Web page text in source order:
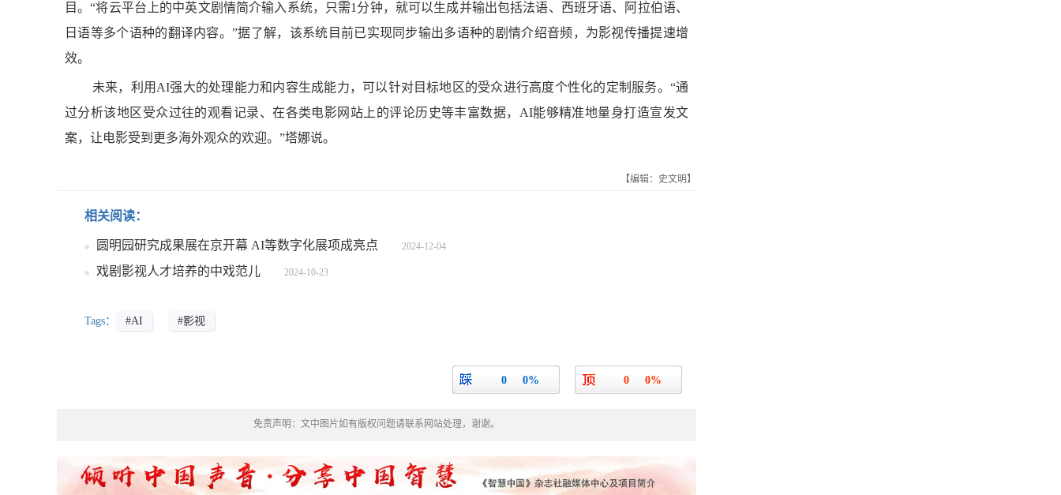
目。“将云平台上的中英文剧情简介输入系统，只需1分钟，就可以生成并输出包括法语、西班牙语、阿拉伯语、
日语等多个语种的翻译内容。”据了解，该系统目前已实现同步输出多语种的剧情介绍音频，为影视传播提速增
效。
未来，利用AI强大的处理能力和内容生成能力，可以针对目标地区的受众进行高度个性化的定制服务。“通
过分析该地区受众过往的观看记录、在各类电影网站上的评论历史等丰富数据，AI能够精准地量身打造宣发文
案，让电影受到更多海外观众的欢迎。”塔娜说。
【编辑：史文明】
相关阅读：
圆明园研究成果展在京开幕 AI等数字化展项成亮点 2024-12-04
戏剧影视人才培养的中戏范儿 2024-10-23
Tags： #AI #影视
0 0%
0 0%
免责声明：文中图片如有版权问题请联系网站处理，谢谢。